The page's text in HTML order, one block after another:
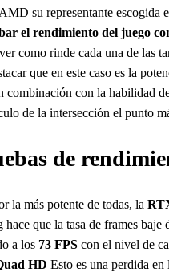
su representante escogida
el rendimiento del juego
como rinde cada una de las
que en este caso es la
combinación con la habilidad
de la intersección el punto
de
la más potente de todas, la
que la tasa de frames baje
a los 73 FPS con el nivel de
HD Esto es una perdida en